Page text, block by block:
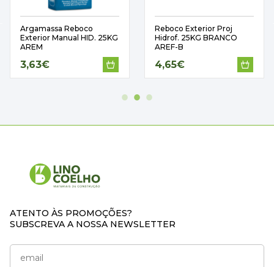
Argamassa Reboco
Exterior Manual HID. 25KG
AREM
3,63€
Reboco Exterior Proj
Hidrof. 25KG BRANCO
AREF-B
4,65€
ATENTO ÀS PROMOÇÕES?
SUBSCREVA A NOSSA NEWSLETTER